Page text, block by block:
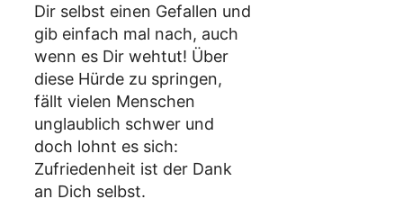
Dir selbst einen Gefallen und
gib einfach mal nach, auch
wenn es Dir wehtut! Über
diese Hürde zu springen,
fällt vielen Menschen
unglaublich schwer und
doch lohnt es sich:
Zufriedenheit ist der Dank
an Dich selbst.